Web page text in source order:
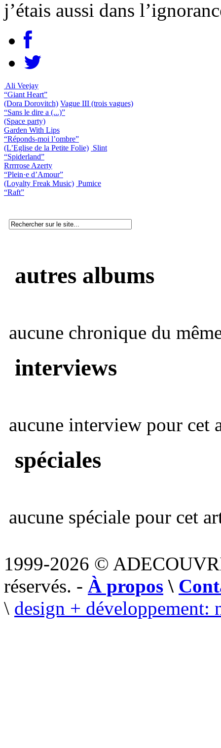
j’étais aussi dans
Ali Veejay
“Giant Heart”
(Dora Dorovitch) Vague III (trois vagues)
“Sans le dire a (...)”
(Space party)
Garden With Lips
“Réponds-moi l’ombre”
(L’Eglise de la Petite Folie) Slint
“Spiderland”
Rrrrrose Azerty
“Plein·e d’Amour”
(Loyalty Freak Music) Pumice
“Raft”
autres albums
aucune chronique du
interviews
aucune interview pour cet
spéciales
aucune spéciale pour cet
1999-2026 ©
réservés. - À propos \
\ design + développement: